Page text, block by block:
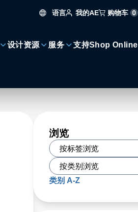
语言 我的AE 购物车 0
设计资源 服务 支持Shop Online
浏览
类别 A-Z